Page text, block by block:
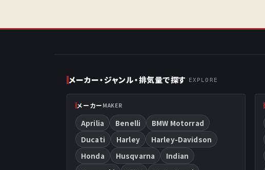
メーカー・ジャンル・排気量で探す EXPLORE
メーカー MAKER
Aprilia Benelli
BMW Motorrad
Ducati
Harley
Harley-Davidson
Honda
Husqvarna
Indian